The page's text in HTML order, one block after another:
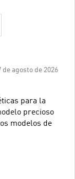
de agosto de 2026
para la
precioso
modelos de